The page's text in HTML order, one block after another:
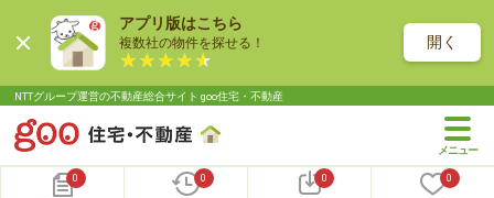
アプリ版はこちら
複数社の物件を探せる！ 開く
NTTグループ運営の不動産総合サイト goo住宅・不動産
0 0 0 0